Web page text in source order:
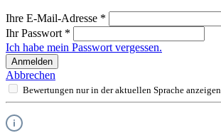
Ihre E-Mail-Adresse *
Ihr Passwort *
Ich habe mein Passwort vergessen.
Anmelden
Abbrechen
Bewertungen nur in der aktuellen Sprache anzeigen.